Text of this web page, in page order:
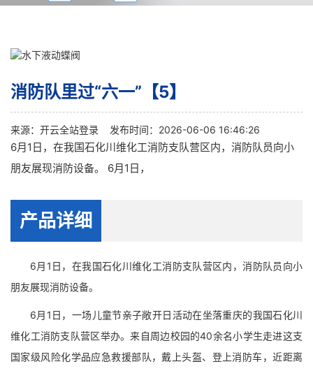
消防队里过“六一”【5】
来源： 开云全站登录 发布时间：2026-06-06 16:46:26
6月1日，在我国石化川维化工消防支队营区内，消防队员向小
朋友展现消防设备。 6月1日，
产品详细
6月1日，在我国石化川维化工消防支队营区内，消防队员向小
朋友展现消防设备。
6月1日，一场儿童节亲子敞开日活动在坐落重庆的我国石化川
维化工消防支队营区举办。来自周边校园的40余名小学生走进这支
国家级风险化学品应急救援部队，戴上头盔、登上消防车，近距离